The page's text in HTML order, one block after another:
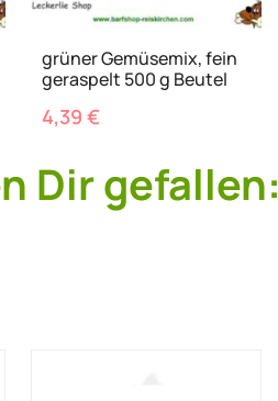
grüner Gemüsemix, fein
geraspelt 500 g Beutel
4,39€
Dir gefallen: